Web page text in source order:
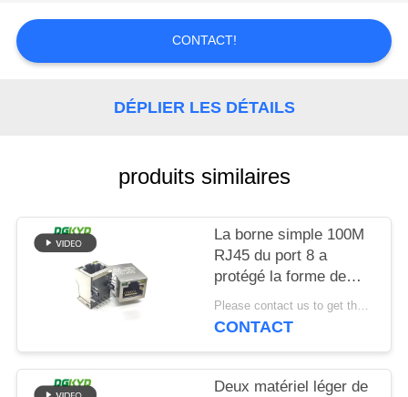
DEMANDEZ
UNE
CITATION
POLITIQUE
EN
MATIÈRE
DE
CONTACT!
DÉPLIER LES DÉTAILS
produits similaires
La borne simple 100M
RJ45 du port 8 a
protégé la forme de
rectangle de
connecteur
Please contact us to get the latest price. MOQ:Négociation
CONTACT
Deux matériel léger de